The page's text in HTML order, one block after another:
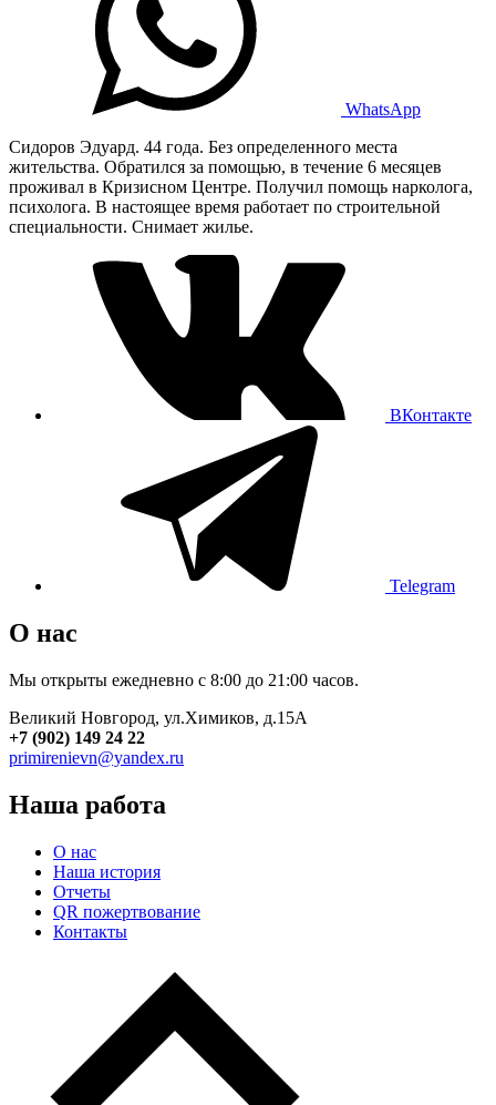
WhatsApp
Сидоров Эдуард. 44 года. Без определенного места
жительства. Обратился за помощью, в течение 6 месяцев
проживал в Кризисном Центре. Получил помощь нарколога,
психолога. В настоящее время работает по строительной
специальности. Снимает жилье.
ВКонтакте
Telegram
О нас
Мы открыты ежедневно с 8:00 до 21:00 часов.
Великий Новгород, ул.Химиков, д.15А
+7 (902) 149 24 22
primirenievn@yandex.ru
Наша работа
О нас
Наша история
Отчеты
QR пожертвование
Контакты